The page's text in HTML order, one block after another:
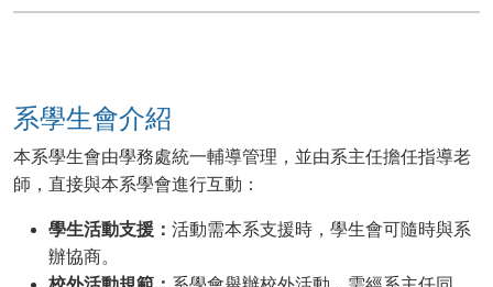
系學生會介紹
本系學生會由學務處統一輔導管理，並由系主任擔任指導老
師，直接與本系學會進行互動：
學生活動支援： 活動需本系支援時，學生會可隨時與系
辦協商。